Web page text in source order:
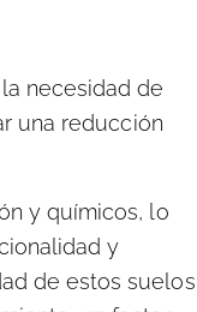
necesidad de
una reducción
y químicos, lo
y
de estos suelos